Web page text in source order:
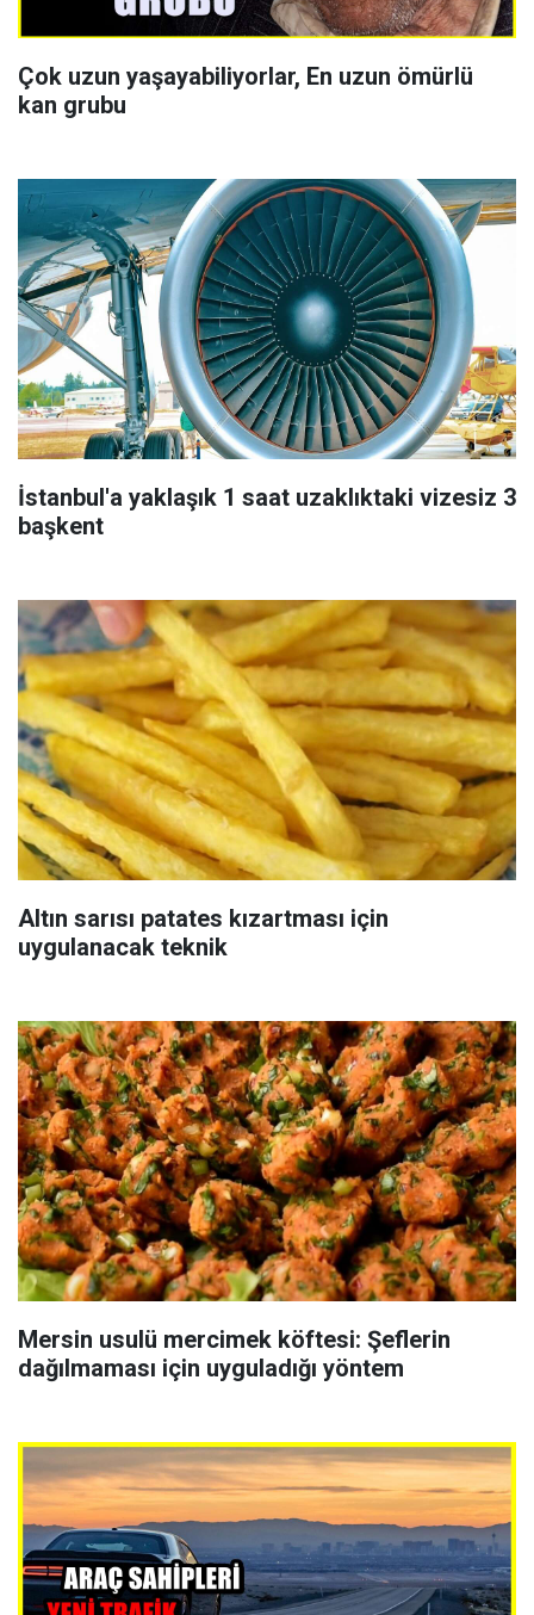
Çok uzun yaşayabiliyorlar, En uzun ömürlü
kan grubu
İstanbul'a yaklaşık 1 saat uzaklıktaki vizesiz 3
başkent
Altın sarısı patates kızartması için
uygulanacak teknik
Mersin usulü mercimek köftesi: Şeflerin
dağılmaması için uyguladığı yöntem